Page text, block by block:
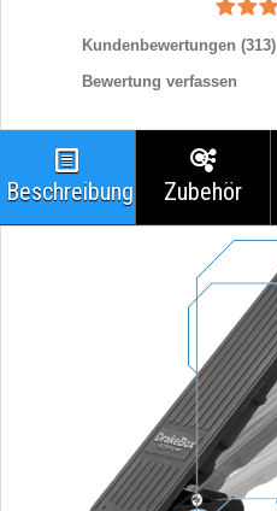
Kundenbewertungen (313)
Bewertung verfassen
Beschreibung Zubehör